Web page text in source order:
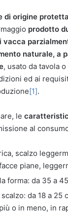
di origine
prodotto
vacca
naturale, a
, usato da tavola
ed ai
[1].
le
al
scalzo
piane,
forma: da 35 a
da 18 a 25
o in meno, in